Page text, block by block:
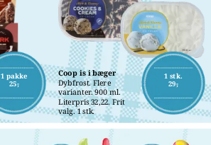
1 pakke
25,-
1 stk.
29,-
Coop is i bæger
Dybfrost. Flere
varianter. 900 ml.
Literpris 32,22. Frit
valg. 1 stk.